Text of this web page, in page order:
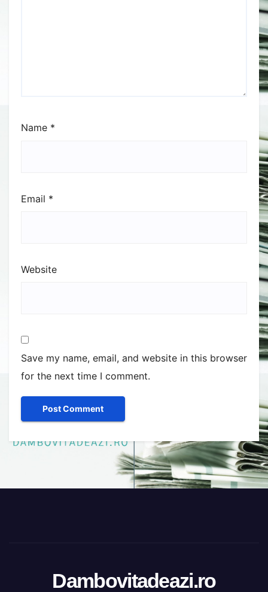
Name *
Email *
Website
Save my name, email, and website in this browser
for the next time I comment.
Dambovitadeazi.ro